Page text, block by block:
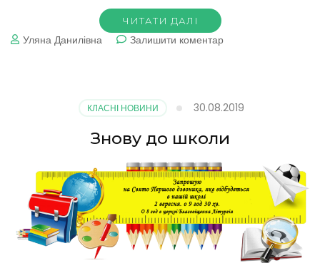
ЧИТАТИ ДАЛІ
Уляна Данилівна Залишити коментардо
КЛАСНІ НОВИНИ 30.08.2019
Знову до школи